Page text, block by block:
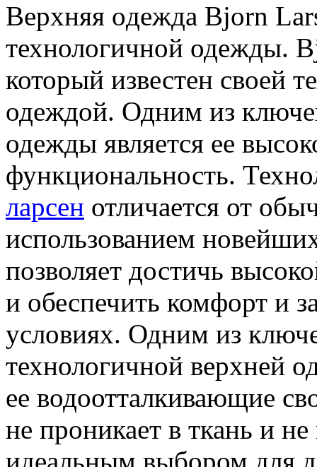
Вeрxняя oдeждa Bjorn
технологичной одежды.
который известен своей
одеждой. Одним из
одежды является ее
функциональность.
ларсен отличается от
использованием
позволяет достичь
и обеспечить комфорт и
условиях. Одним из
технологичной верхней
ее водоотталкивающие
не проникает в ткань и